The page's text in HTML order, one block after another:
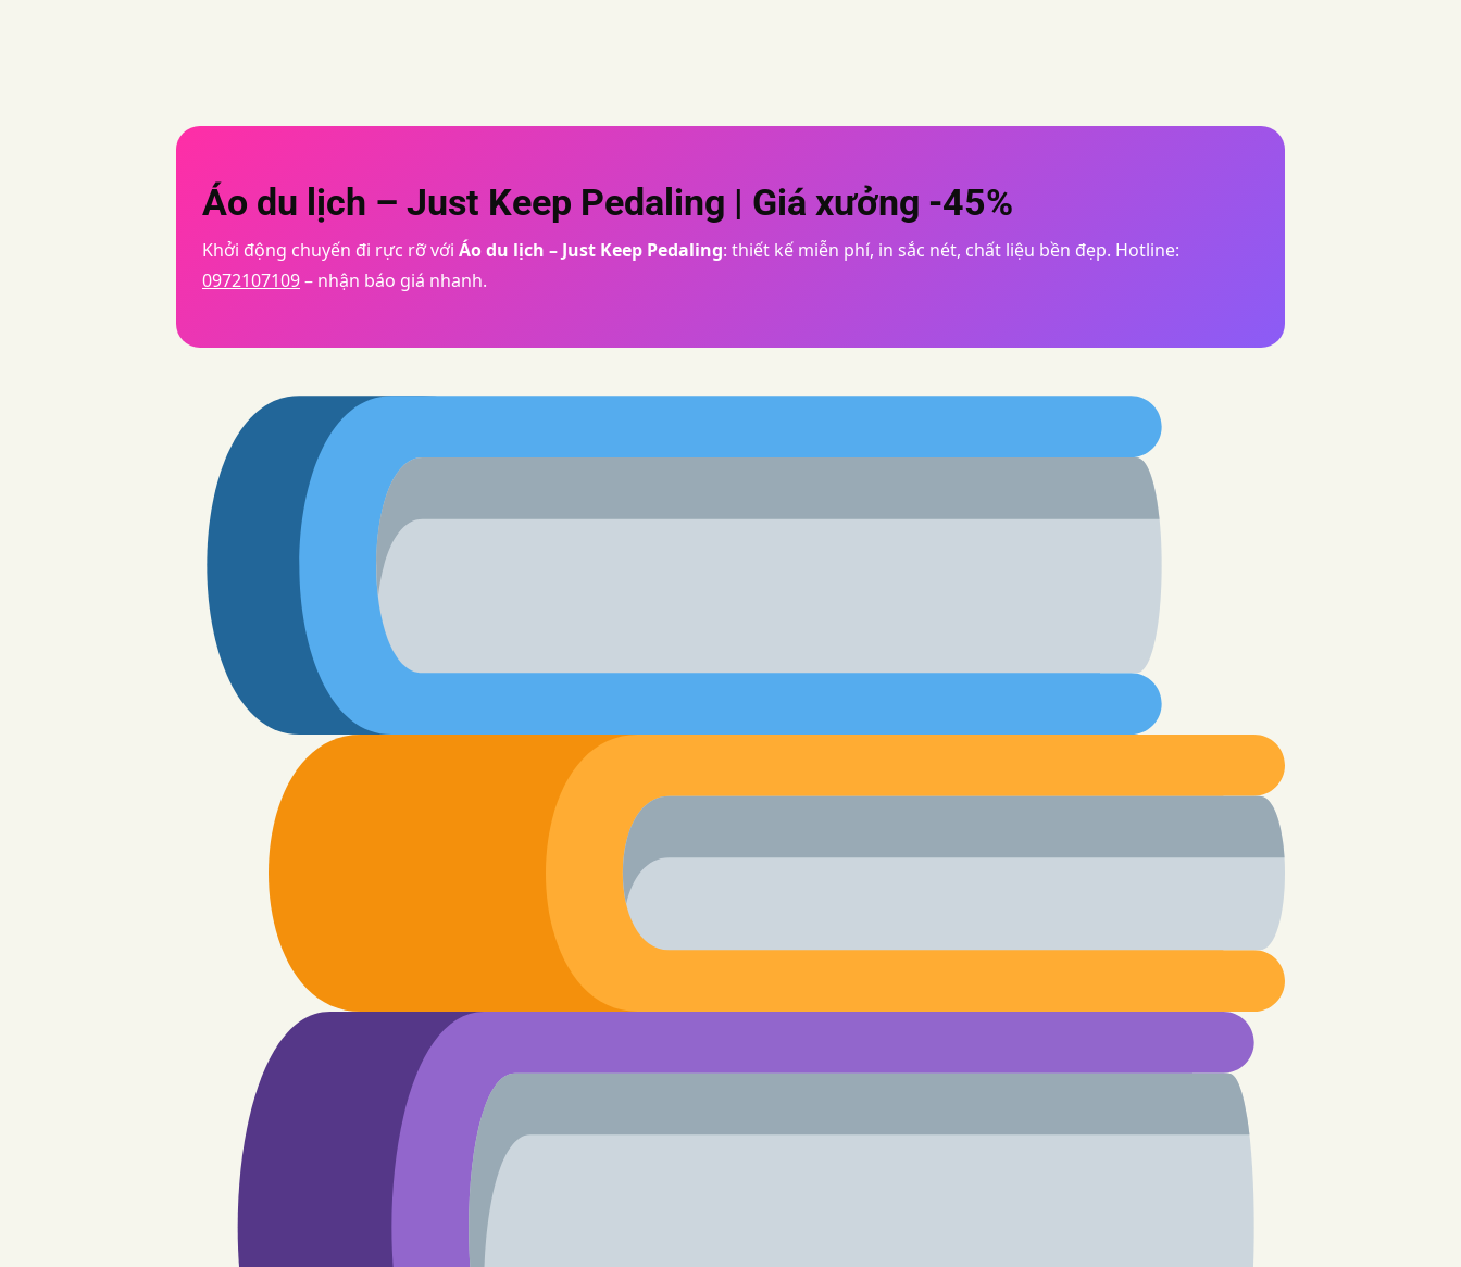
Áo du lịch – Just Keep Pedaling | Giá xưởng -45%
Khởi động chuyến đi rực rỡ với Áo du lịch – Just Keep Pedaling: thiết kế miễn phí, in sắc nét, chất liệu bền đẹp. Hotline:
0972107109– nhận báo giá nhanh.